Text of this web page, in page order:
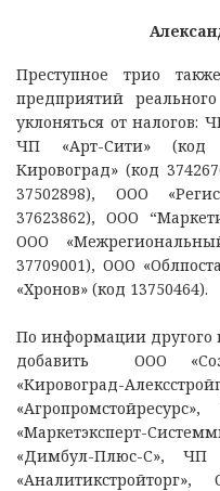
Преступное трио
предприятий
уклоняться от налогов:
ЧП «Арт-Сити» (код
Кировоград» (код
37502898), ООО
37623862), ООО
ООО
37709001), ООО
«Хронов» (код 13750464).
По информации другого
добавить ООО
«Кировоград-
«Маркетэксперт-
«Димбул-Плюс-С», ЧП